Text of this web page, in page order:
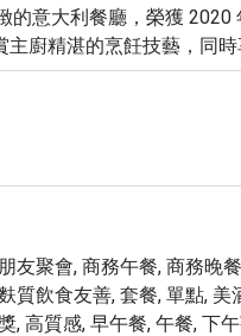
的意大利餐廳，榮獲 2020
廚精湛的烹飪技藝，同時
、蟹膏爆滿的麵包蟹，新
蜊和濃鬱龍蝦汁，鮮香四
搭配綿密薯泥，入口即化。
友聚會, 商務午餐, 商務晚
質飲食友善, 套餐, 單點, 美
, 高質感, 早午餐, 午餐, 下